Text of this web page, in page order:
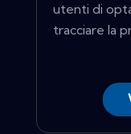
utenti di
tracciare la